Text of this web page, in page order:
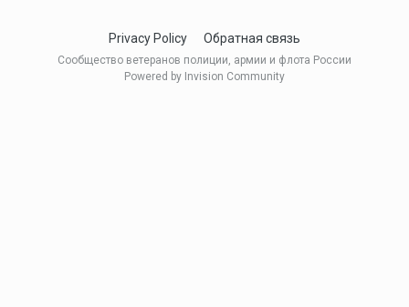
Privacy Policy Обратная связь
Сообщество ветеранов полиции, армии и флота России
Powered by Invision Community